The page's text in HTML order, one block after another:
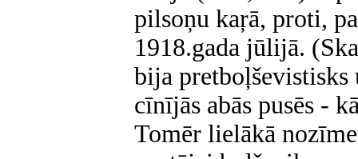
pilsoņu kaŗā, proti,
1918.gada jūlijā.
bija
cīnījās abās pusēs -
Tomēr lielākā